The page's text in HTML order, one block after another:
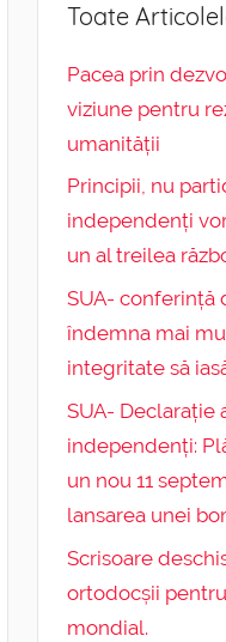
Toate
Pacea prin
viziune pentru
umanității
Principii, nu
independenți
un al treilea
SUA- conferință
îndemna mai
integritate să
SUA- Declarație
independenți:
un nou 11
lansarea unei
Scrisoare
ortodocșii
mondial.